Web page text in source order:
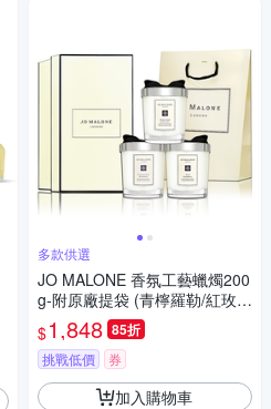
多款供選
JO MALONE 香氛工藝蠟燭200
g-附原廠提袋 (青檸羅勒/紅玫
瑰/英國梨與小蒼蘭/黑莓與月桂
葉/牡丹與胭紅麂絨/鼠尾草/藍風
鈴)
$1,848 85折
挑戰低價 券
加入購物車